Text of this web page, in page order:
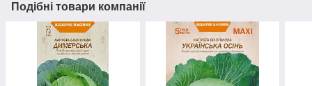
Подібні товари компанії